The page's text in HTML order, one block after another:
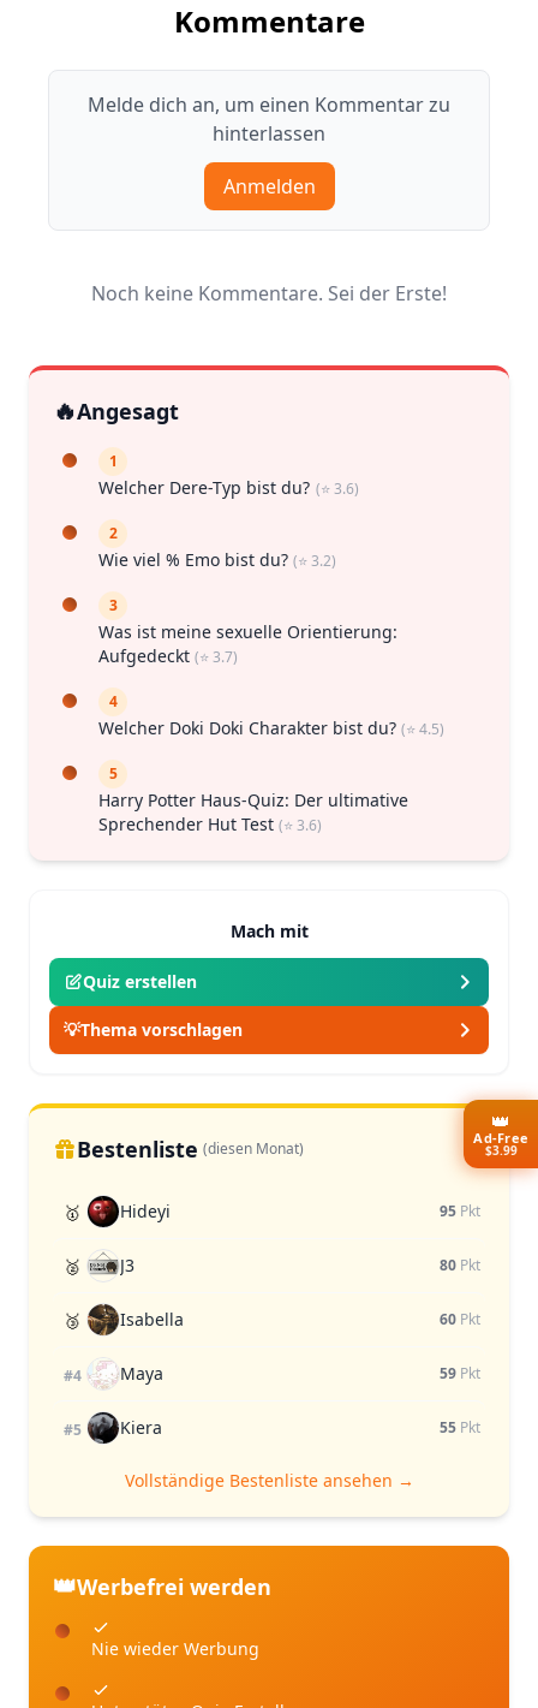
Kommentare
Melde dich an, um einen Kommentar zu
hinterlassen
Anmelden
Noch keine Kommentare. Sei der Erste!
🔥Angesagt
1
Welcher Dere-Typ bist du? (⭐ 3.6)
2
Wie viel % Emo bist du? (⭐ 3.2)
3
Was ist meine sexuelle Orientierung:
Aufgedeckt (⭐ 3.7)
4
Welcher Doki Doki Charakter bist du? (⭐ 4.5)
5
Harry Potter Haus-Quiz: Der ultimative
Sprechender Hut Test (⭐ 3.6)
Mach mit
Quiz erstellen
💡Thema vorschlagen
Bestenliste (diesen Monat)
🥇 Hideyi 95 Pkt
🥈 J3 80 Pkt
🥉 Isabella 60 Pkt
#4 Maya 59 Pkt
#5 Kiera 55 Pkt
Vollständige Bestenliste ansehen →
👑Werbefrei werden
Nie wieder Werbung
👑
Ad-Free
$3.99